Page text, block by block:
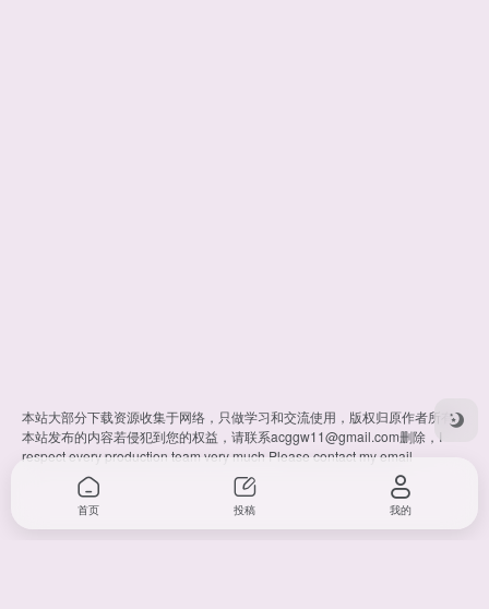
本站大部分下载资源收集于网络，只做学习和交流使用，版权归原作者所有。
本站发布的内容若侵犯到您的权益，请联系acggw11@gmail.com删除，I
respect every production team very much Please contact my email
首页 投稿 我的